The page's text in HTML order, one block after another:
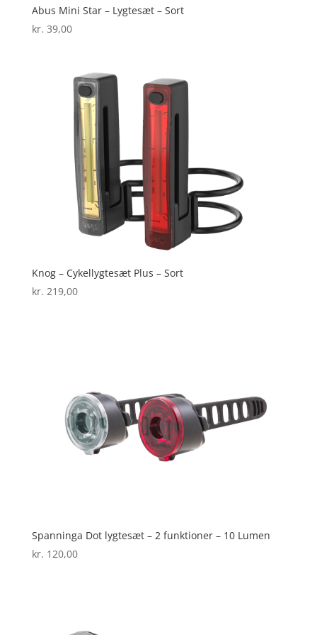
Abus Mini Star – Lygtesæt – Sort
kr. 39,00
Knog – Cykellygtesæt Plus – Sort
kr. 219,00
Spanninga Dot lygtesæt – 2 funktioner – 10 Lumen
kr. 120,00